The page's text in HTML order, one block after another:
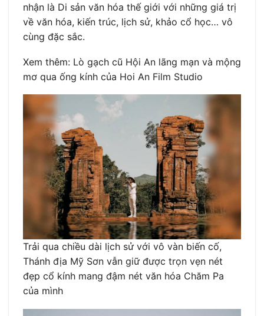
nhận là Di sản văn hóa thế giới với những giá trị
về văn hóa, kiến trúc, lịch sử, khảo cổ học… vô
cùng đặc sắc.
Xem thêm: Lò gạch cũ Hội An lãng mạn và mộng
mơ qua ống kính của Hoi An Film Studio
Trải qua chiều dài lịch sử với vô vàn biến cố,
Thánh địa Mỹ Sơn vẫn giữ được trọn vẹn nét
đẹp cổ kính mang đậm nét văn hóa Chăm Pa
của mình